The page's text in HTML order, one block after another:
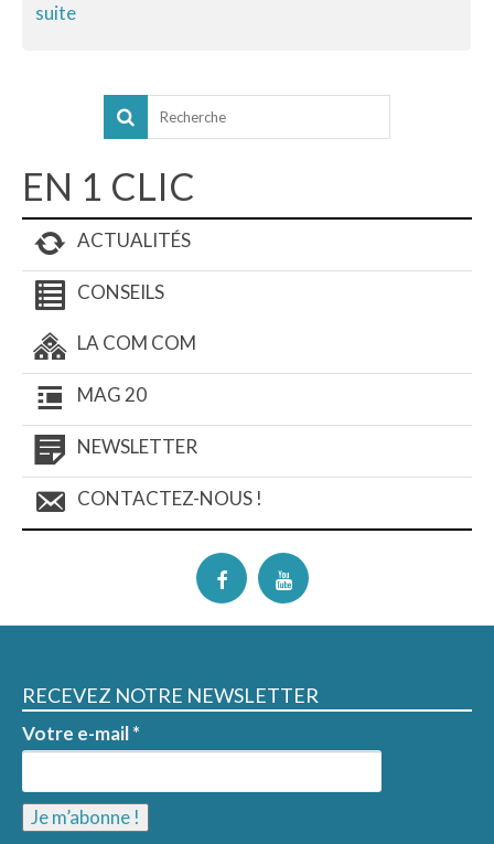
suite
EN 1 CLIC
ACTUALITÉS
CONSEILS
LA COM COM
MAG 20
NEWSLETTER
CONTACTEZ-NOUS !
RECEVEZ NOTRE NEWSLETTER
Votre e-mail*